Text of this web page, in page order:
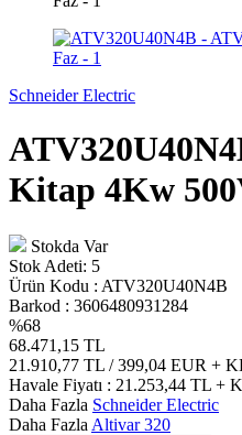
Schneider Electric
Kitap 4Kw
Stokda Var
Stok Adeti: 5
Ürün Kodu : ATV320U40N4B
Barkod : 3606480931284
%68
68.471,15 TL
21.910,77 TL / 399,04 EUR +
Havale Fiyatı : 21.253,44 TL +
Daha Fazla Schneider Electric
Daha Fazla Altivar 320